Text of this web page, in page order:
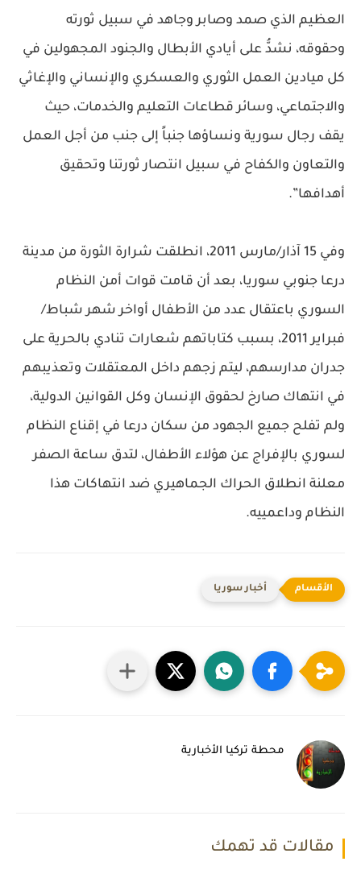
العظيم الذي صمد وصابر وجاهد في سبيل ثورته
وحقوقه، نشدُّ على أيادي الأبطال والجنود المجهولين في
كل ميادين العمل الثوري والعسكري والإنساني والإغاثي
والاجتماعي، وسائر قطاعات التعليم والخدمات، حيث
يقف رجال سورية ونساؤها جنباً إلى جنب من أجل العمل
والتعاون والكفاح في سبيل انتصار ثورتنا وتحقيق
أهدافها”.
وفي 15 آذار/مارس 2011، انطلقت شرارة الثورة من مدينة
درعا جنوبي سوريا، بعد أن قامت قوات أمن النظام
السوري باعتقال عدد من الأطفال أواخر شهر شباط/
فبراير 2011، بسبب كتاباتهم شعارات تنادي بالحرية على
جدران مدارسهم، ليتم زجهم داخل المعتقلات وتعذيبهم
في انتهاك صارخ لحقوق الإنسان وكل القوانين الدولية،
ولم تفلح جميع الجهود من سكان درعا في إقناع النظام
لسوري بالإفراج عن هؤلاء الأطفال، لتدق ساعة الصفر
معلنة انطلاق الحراك الجماهيري ضد انتهاكات هذا
النظام وداعمييه.
أخبار سوريا
محطة تركيا الأخبارية
مقالات قد تهمك